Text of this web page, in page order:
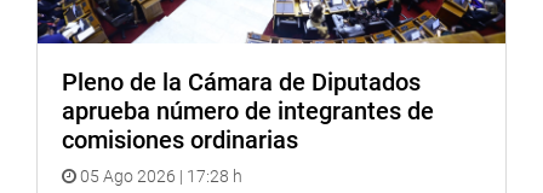
Pleno de la Cámara de Diputados
aprueba número de integrantes de
comisiones ordinarias
05 Ago 2026 | 17:28 h